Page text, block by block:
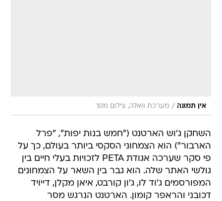
אין תמונה / מערכת וואלה, צילום מסך
השחקן ג'וש הארטנט ("חמש בנות יפות", "פרל
הארבור") הוא הצמחוני הסקסי ביותר בעולם, כך על
פי סקר שערכה אגודת PETA לזכויות בעלי חיים בין
גולשי האתר שלה. הוא גבר בין השאר על הצמחונים
המפורסמים ג'וד לו, ג'ון קורבט, איאן מקלן, דייויד
דכובני והראפר קומון. הארטנט הנרגש מסר